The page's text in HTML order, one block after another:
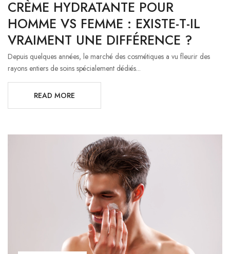
CRÈME HYDRATANTE POUR
HOMME VS FEMME : EXISTE-T-IL
VRAIMENT UNE DIFFÉRENCE ?
Depuis quelques années, le marché des cosmétiques a vu fleurir des
rayons entiers de soins spécialement dédiés...
READ MORE